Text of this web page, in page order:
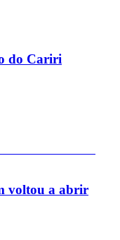
do Cariri
voltou a abrir